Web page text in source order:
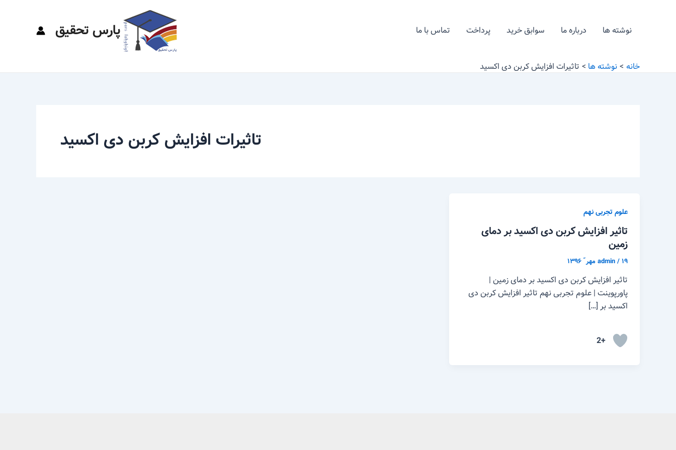
نوشته ها درباره ما سوابق خرید پرداخت تماس با ما پارس تحقیق
خانه نوشته ها تاثیرات افزایش کربن دی اکسید
تاثیرات افزایش کربن دی اکسید
علوم تجربی نهم
تاثیر افزایش کربن دی اکسید بر دمای
زمین
admin/۱۹ مهر ّ ۱۳۹۶
تاثیر افزایش کربن دی اکسید بر دمای زمین |
پاورپوینت | علوم تجربی نهم تاثیر افزایش کربن دی
اکسید بر […]
+2